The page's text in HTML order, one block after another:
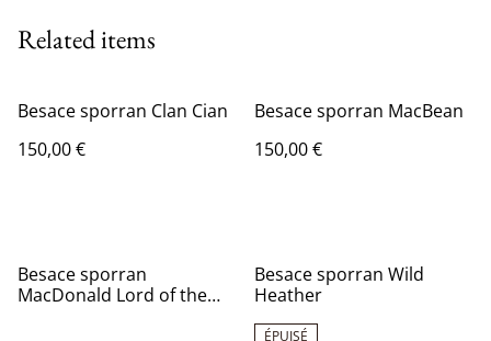
Related items
Besace sporran Clan Cian
150,00 €
Besace sporran MacBean
150,00 €
Besace sporran
MacDonald Lord of the
Besace sporran Wild
Heather
ÉPUISÉ